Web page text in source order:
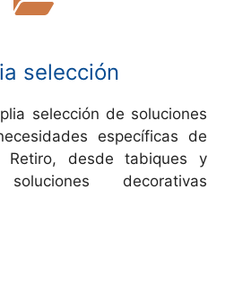
selección
selección de soluciones
específicas de
Retiro, desde tabiques y
decorativas